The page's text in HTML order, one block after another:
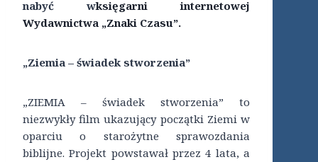
nabyć wksięgarni internetowej
Wydawnictwa „Znaki Czasu”.
„Ziemia – świadek stworzenia”
„ZIEMIA – świadek stworzenia” to
niezwykły film ukazujący początki Ziemi w
oparciu o starożytne sprawozdania
biblijne. Projekt powstawał przez 4 lata, a